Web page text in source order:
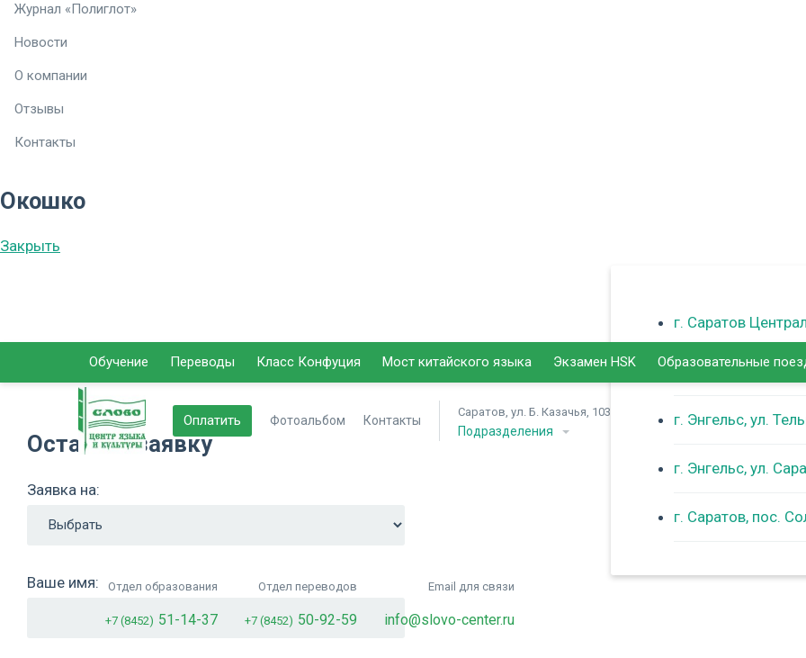
Журнал «Полиглот»
Новости
О компании
Отзывы
Контакты
Окошко
Закрыть
Оплатить Фотоальбом Контакты
Саратов, ул. Б. Казачья, 103
Подразделения
г. Саратов
г. Балаково
г. Энгельс, ул.
г. Энгельс, ул.
г. Саратов, пос.
Отдел образования
+7 (8452) 51-14-37
Отдел переводов
+7 (8452) 50-92-59
Email для связи
info@slovo-center.ru
Обучение Переводы Класс Конфуция Мост китайского языка Экзамен HSK Образовательные
Оставьте заявку
Заявка на:
Ваше имя: